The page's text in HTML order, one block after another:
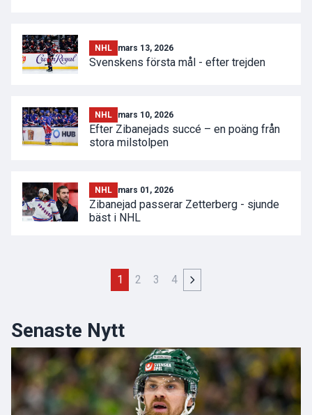
NHL mars 13, 2026
Svenskens första mål - efter trejden
NHL mars 10, 2026
Efter Zibanejads succé – en poäng från
stora milstolpen
NHL mars 01, 2026
Zibanejad passerar Zetterberg - sjunde
bäst i NHL
1 2 3 4
Senaste Nytt